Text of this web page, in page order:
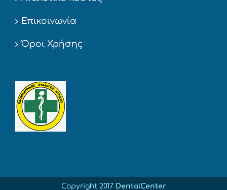
Επικοινωνία
Όροι Χρήσης
Copyright 2017 DentalCenter